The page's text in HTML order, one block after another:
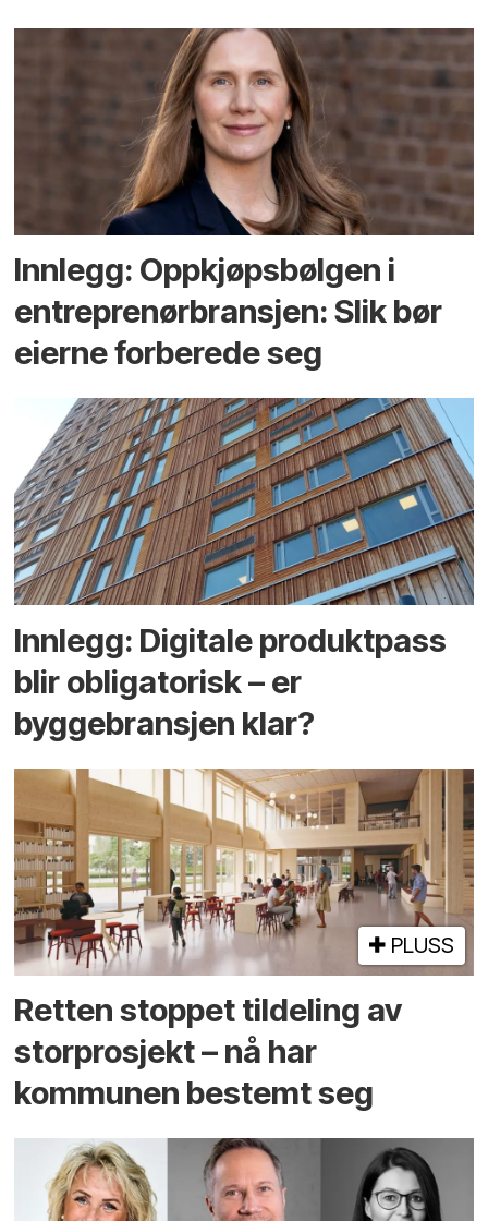
Innlegg: Oppkjøps­bølgen i
entreprenør­bransjen: Slik bør
eierne forberede seg
Innlegg: Digitale produktpass
blir obligatorisk – er
byggebransjen klar?
PLUSS
Retten stoppet tildeling av
storprosjekt – nå har
kommunen bestemt seg